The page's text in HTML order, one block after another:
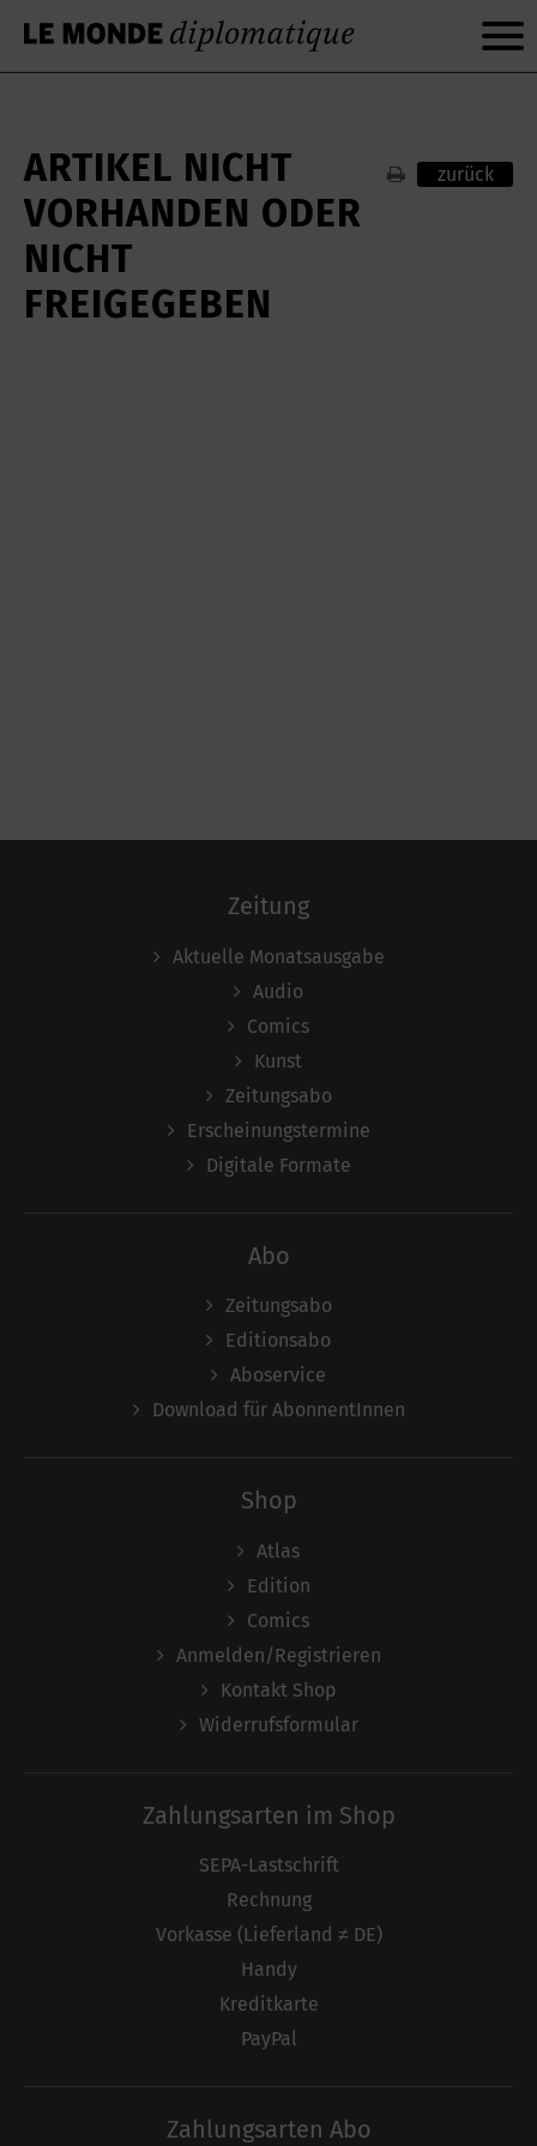
ARTIKEL NICHT
VORHANDEN ODER
NICHT
FREIGEGEBEN
zurück
Zeitung
Aktuelle Monatsausgabe
Audio
Comics
Kunst
Zeitungsabo
Erscheinungstermine
Digitale Formate
Abo
Zeitungsabo
Editionsabo
Aboservice
Download für AbonnentInnen
Shop
Atlas
Edition
Comics
Anmelden/Registrieren
Kontakt Shop
Widerrufsformular
Zahlungsarten im Shop
SEPA-Lastschrift
Rechnung
Vorkasse (Lieferland ≠ DE)
Handy
Kreditkarte
PayPal
Zahlungsarten Abo